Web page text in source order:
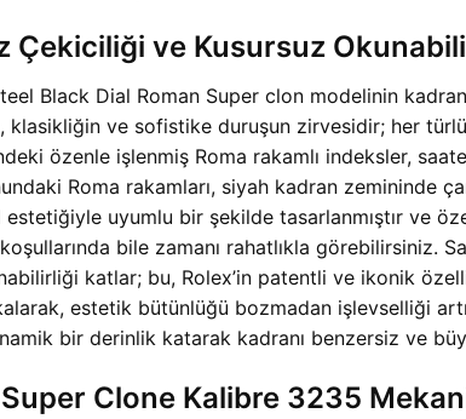
Çekiciliği ve Kusursuz
Black Dial Roman Super clon modelinin
ve sofistike duruşun zirvesidir; her
özenle işlenmiş Roma rakamlı indeksler,
Roma rakamları, siyah kadran zemininde
estetiğiyle uyumlu bir şekilde tasarlanmıştır ve
bile zamanı rahatlıkla görebilirsiniz.
katlar; bu, Rolex’in patentli ve ikonik
estetik bütünlüğü bozmadan işlevselliği
bir derinlik katarak kadranı benzersiz ve
Clone Kalibre 3235